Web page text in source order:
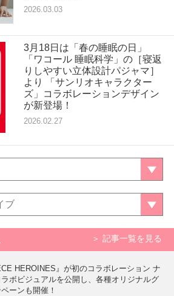
2026.03.03
3月18日は「春の睡眠の日」
「ワコール 睡眠科学」の［寝返
りしやすい立体設計パジャマ］
より 「サンリオキャラクター
ズ」コラボレーションデザイン
が新登場！
2026.02.27
ブ
＞ 記事一覧を見る
HEROINES』が初のコラボレーション ナ
ボビジュアルを公開し、各種オリジナルグ
ーンも開催！